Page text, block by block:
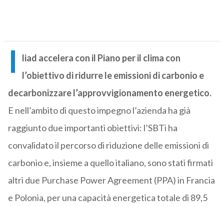
I
liad accelera con il Piano per il clima con
l’obiettivo di ridurre le emissioni di carbonio e
decarbonizzare l’approvvigionamento energetico.
E nell’ambito di questo impegno l’azienda ha già
raggiunto due importanti obiettivi: l’SBTi ha
convalidato il percorso di riduzione delle emissioni di
carbonio e, insieme a quello italiano, sono stati firmati
altri due Purchase Power Agreement (PPA) in Francia
e Polonia, per una capacità energetica totale di 89,5